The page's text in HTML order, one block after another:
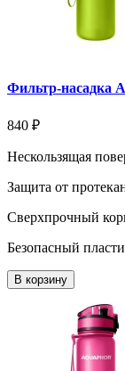
Фильтр-насадка
840 ₽
Нескользящая
Защита от
Сверхпрочный
Безопасный
В корзину